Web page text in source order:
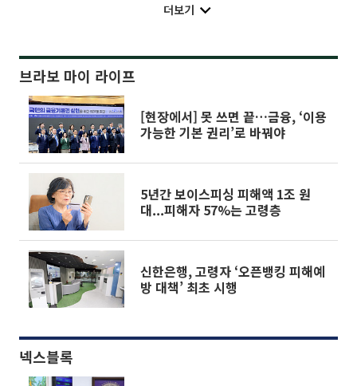
더보기
브라보 마이 라이프
[현장에서] 못 쓰면 끝…금융, ‘이용
가능한 기본 권리’로 바꿔야
5년간 보이스피싱 피해액 1조 원
대...피해자 57%는 고령층
신한은행, 고령자 ‘오픈뱅킹 피해예
방 대책’ 최초 시행
넥스블록